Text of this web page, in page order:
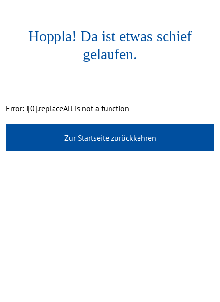
Hoppla! Da ist etwas schief
gelaufen.
Error: i[0].replaceAll is not a function
Zur Startseite zurückkehren